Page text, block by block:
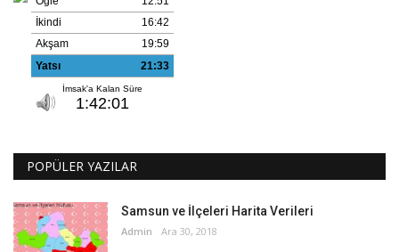
POPÜLER YAZILAR
Samsun ve İlçeleri Harita Verileri
Admin Ara 30, 2018